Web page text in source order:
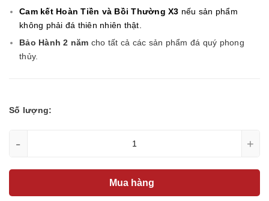
Cam kết Hoàn Tiền và Bồi Thường X3 nếu sản phẩm
không phải đá thiên nhiên thật.
Bảo Hành 2 năm cho tất cả các sản phẩm đá quý phong
thủy.
Số lượng:
- +
Mua hàng